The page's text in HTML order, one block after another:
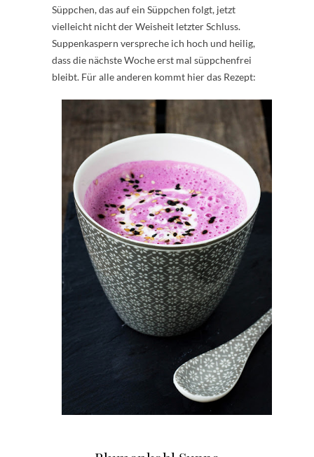
Süppchen, das auf ein Süppchen folgt, jetzt
vielleicht nicht der Weisheit letzter Schluss.
Suppenkaspern verspreche ich hoch und heilig,
dass die nächste Woche erst mal süppchenfrei
bleibt. Für alle anderen kommt hier das Rezept: